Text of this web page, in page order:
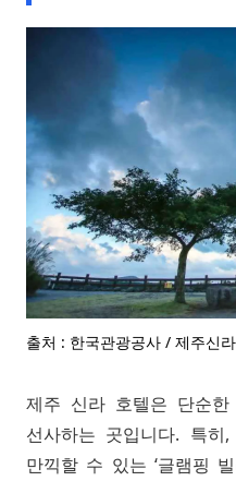
출처 : 한국관광공사 / 제주신
제주 신라 호텔은 단순
선사하는 곳입니다. 특
만끽할 수 있는 ‘글램핑